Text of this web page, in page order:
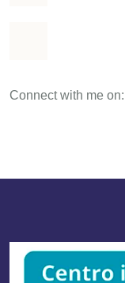
Connect with me on: